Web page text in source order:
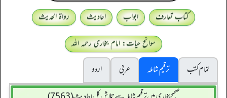
کتاب تعارف ابواب احادیث
رواۃ الحدیث
سوانح حیات: امام بخاری رحمہ اللہ
تمام کتب
ترقیم شاملہ عربی
اردو